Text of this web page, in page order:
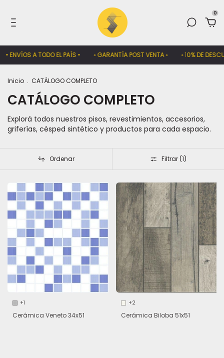
0
• ENVÍOS A TODO EL PAÍS • ◦ GARANTÍA POST VENTA ◦ ◦ 10% DE
Inicio . CATÁLOGO COMPLETO
CATÁLOGO COMPLETO
Explorá todos nuestros pisos, revestimientos, accesorios,
griferías, césped sintético y productos para cada espacio.
Ordenar Filtrar (1)
+1
Cerámica Veneto 34x51
+2
Cerámica Biloba 51x51